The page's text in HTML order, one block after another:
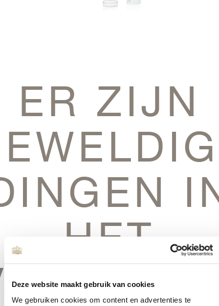
Deze website maakt gebruik van cookies
We gebruiken cookies om content en advertenties te
ER ZIJN
HET